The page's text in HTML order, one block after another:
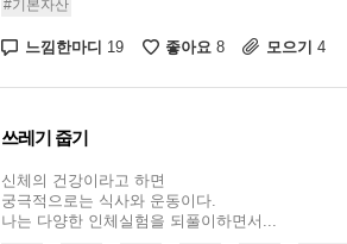
#기본자산
느낌한마디 19 좋아요 8 모으기 4
쓰레기 줍기
신체의 건강이라고 하면
궁극적으로는 식사와 운동이다.
나는 다양한 인체실험을 되풀이하면서...